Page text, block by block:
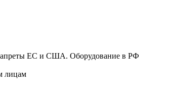
запреты ЕС и США. Оборудование в РФ
лицам